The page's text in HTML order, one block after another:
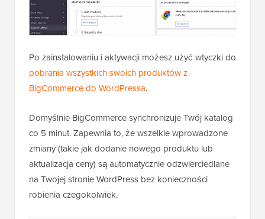
Po zainstalowaniu i aktywacji możesz użyć wtyczki do
pobrania wszystkich swoich produktów z
BigCommerce do WordPressa.
Domyślnie BigCommerce synchronizuje Twój katalog
co 5 minut. Zapewnia to, że wszelkie wprowadzone
zmiany (takie jak dodanie nowego produktu lub
aktualizacja ceny) są automatycznie odzwierciedlane
na Twojej stronie WordPress bez konieczności
robienia czegokolwiek.